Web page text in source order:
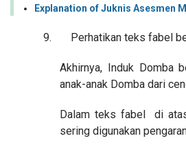
Explanation of Juknis Asesmen
9. Perhatikan teks fabel
Akhirnya, Induk Domba
anak-anak Domba dari
Dalam teks fabel di
sering digunakan